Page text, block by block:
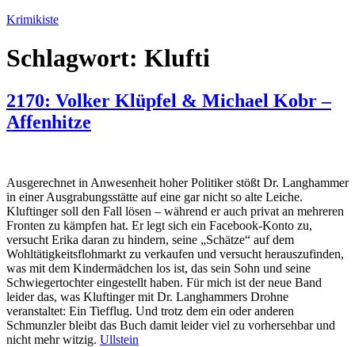
Zum
springen
Krimikiste
Schlagwort: Klufti
2170: Volker Klüpfel & Michael Kobr –
Affenhitze
Ausgerechnet in Anwesenheit hoher Politiker stößt Dr. Langhammer
in einer Ausgrabungsstätte auf eine gar nicht so alte Leiche.
Kluftinger soll den Fall lösen – während er auch privat an mehreren
Fronten zu kämpfen hat. Er legt sich ein Facebook-Konto zu,
versucht Erika daran zu hindern, seine „Schätze“ auf dem
Wohltätigkeitsflohmarkt zu verkaufen und versucht herauszufinden,
was mit dem Kindermädchen los ist, das sein Sohn und seine
Schwiegertochter eingestellt haben. Für mich ist der neue Band
leider das, was Kluftinger mit Dr. Langhammers Drohne
veranstaltet: Ein Tiefflug. Und trotz dem ein oder anderen
Schmunzler bleibt das Buch damit leider viel zu vorhersehbar und
nicht mehr witzig. Ullstein